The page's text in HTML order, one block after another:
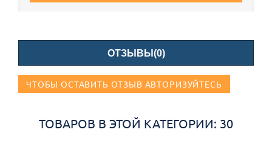
ОТЗЫВЫ(0)
ЧТОБЫ ОСТАВИТЬ ОТЗЫВ АВТОРИЗУЙТЕСЬ
ТОВАРОВ В ЭТОЙ КАТЕГОРИИ: 30